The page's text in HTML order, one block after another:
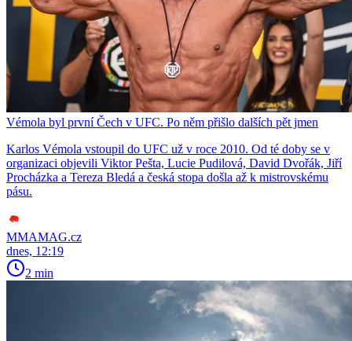
Vémola byl první Čech v UFC. Po něm přišlo dalších pět jmen
Karlos Vémola vstoupil do UFC už v roce 2010. Od té doby se v
organizaci objevili Viktor Pešta, Lucie Pudilová, David Dvořák, Jiří
Procházka a Tereza Bledá a česká stopa došla až k mistrovskému
pásu.
MMAMAG.cz
dnes, 12:19
2 min